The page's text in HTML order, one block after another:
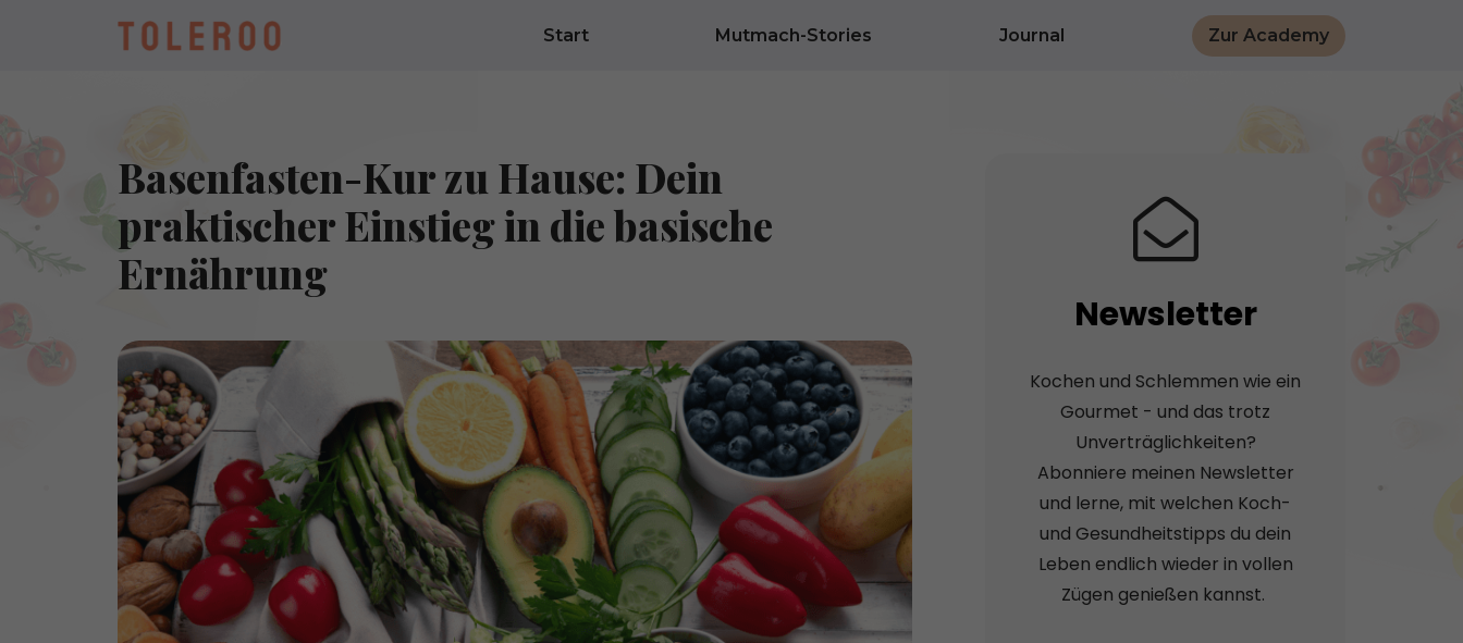
Start Mutmach-Stories Journal Zur Academy
Basenfasten-Kur zu Hause: Dein
praktischer Einstieg in die basische
Ernährung
Newsletter
Kochen und Schlemmen wie ein
Gourmet - und das trotz
Unverträglichkeiten?
Abonniere meinen Newsletter
und lerne, mit welchen Koch-
und Gesundheitstipps du dein
Leben endlich wieder in vollen
Zügen genießen kannst.